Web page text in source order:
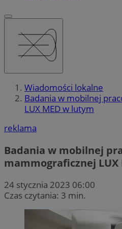
Wiadomości lokalne
Badania w mobilnej
LUX MED w lutym
reklama
Badania w mobilnej
mammograficznej LUX
24 stycznia 2023 06:00
Czas czytania: 3 min.